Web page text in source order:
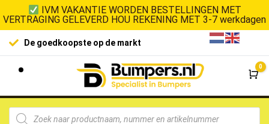
IVM VAKANTIE WORDEN BESTELLINGEN MET
VERTRAGING GELEVERD HOU REKENING MET 3-7 werkdagen
De goedkoopste op de markt
0